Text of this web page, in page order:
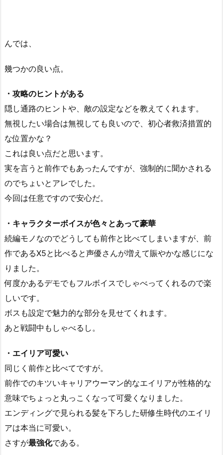
んでは、
幾つかの良い点。
・攻略のヒントがある
隠し通路のヒントや、敵の設定などを教えてくれます。
無視したい場合は無視しても良いので、初心者救済措置的
な位置かな？
これは良い点だと思います。
実を言うと前作でもあったんですが、強制的に聞かされる
のでちょいとアレでした。
今回は任意ですので安心だ。
・キャラクターボイスが色々とあって豪華
続編モノなのでどうしても前作と比べてしまいますが、前
作であるX5と比べると声優さんが増えて賑やかな感じにな
りました。
何度かあるデモでもフルボイスでしゃべってくれるので楽
しいです。
ボスも設定で魅力的な部分を見せてくれます。
あと戦闘中もしゃべるし。
・エイリア可愛い
同じく前作と比べてですが。
前作でのキツいキャリアウーマン的なエイリアが性格的な
意味でちょっと丸っこくなって可愛くなりました。
エンディングで見られる髪を下ろした研修生時代のエイリ
アは本当に可愛い。
さすが最強化である。